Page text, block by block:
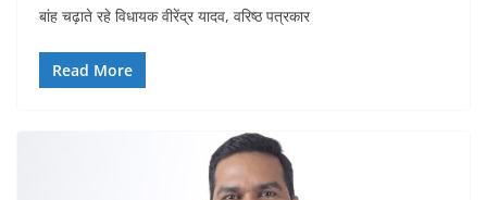
बांह चढ़ाते रहे विधायक वीरेंद्र यादव, वरिष्‍ठ पत्रकार
Read More